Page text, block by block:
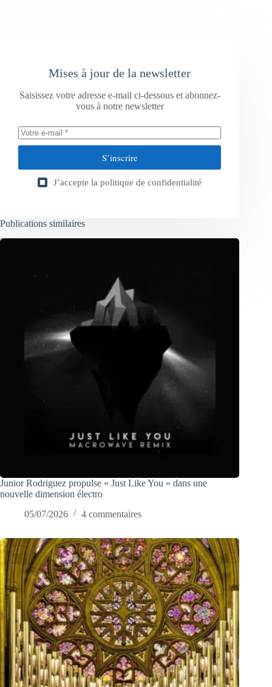
Mises à jour de la newsletter
Saisissez votre adresse e-mail ci-dessous et abonnez-
vous à notre newsletter
S’inscrire
J’accepte la politique de confidentialité
Publications similaires
Junior Rodriguez propulse « Just Like You » dans une
nouvelle dimension électro
05/07/2026
4 commentaires